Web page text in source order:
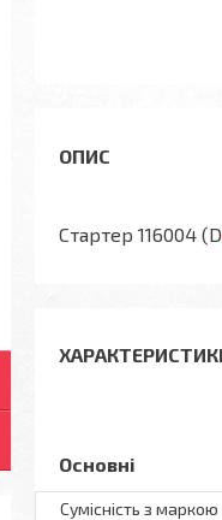
Стартер 116004 (D
Основні
Сумісність з маркою